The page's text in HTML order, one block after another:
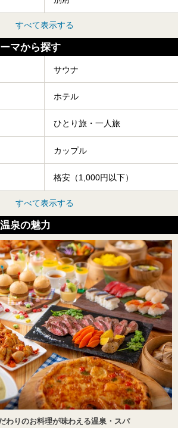
すべて表示する
マから探す
サウナ
ホテル
ひとり旅・一人旅
カップル
格安（1,000円以下）
すべて表示する
泉の魅力
わりのお料理が味わえる温泉・スパ